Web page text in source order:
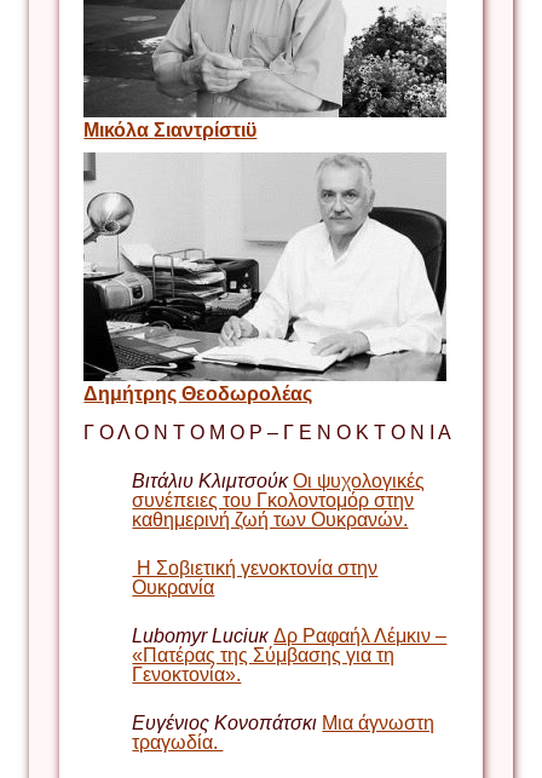
Μικόλα Σιαντρίστιϋ
Δημήτρης Θεοδωρολέας
Γ Ο Λ Ο Ν Τ Ο Μ Ο Ρ – Γ Ε Ν Ο Κ Τ Ο Ν Ι Α
Βιτάλιυ Κλιμτσούκ Οι ψυχολογικές
συνέπειες του Γκολοντομόρ στην
καθημερινή ζωή των Ουκρανών.
Η Σοβιετική γενοκτονία στην
Ουκρανία
LubomyrLuciuк Δρ Ραφαήλ Λέμκιν –
«Πατέρας της Σύμβασης για τη
Γενοκτονία».
Ευγένιος Κονοπάτσκι Μια άγνωστη
τραγωδία.